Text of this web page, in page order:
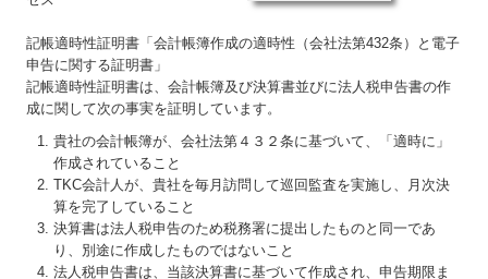
記帳適時性証明書「会計帳簿作成の適時性（会社法第432条）と電子
申告に関する証明書」
記帳適時性証明書は、会計帳簿及び決算書並びに法人税申告書の作
成に関して次の事実を証明しています。
貴社の会計帳簿が、会社法第４３２条に基づいて、「適時に」
作成されていること
TKC会計人が、貴社を毎月訪問して巡回監査を実施し、月次決
算を完了していること
決算書は法人税申告のため税務署に提出したものと同一であ
り、別途に作成したものではないこと
法人税申告書は、当該決算書に基づいて作成され、申告期限ま